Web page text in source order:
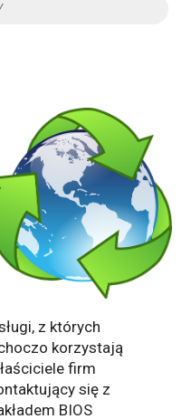
z których
korzystają
firm
się z
BIOS